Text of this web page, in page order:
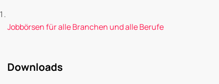
Jobbörsen für alle Branchen und alle Berufe
Downloads